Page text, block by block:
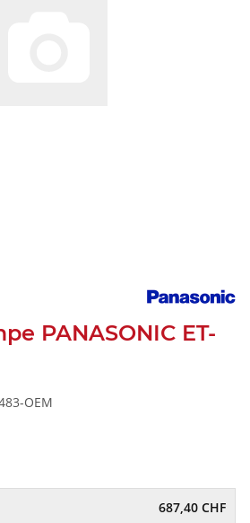
PANASONIC ET-
OEM
687,40 CHF